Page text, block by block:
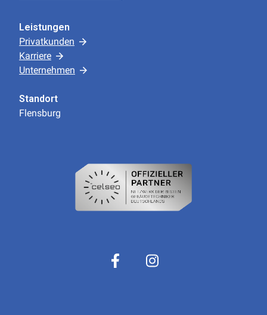
Leistungen
Privatkunden
Karriere
Unternehmen
Standort
Flensburg